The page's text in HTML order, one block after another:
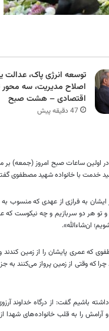
توسعه انرژی پاک، عدالت
اصلاح مدیریت، سه
اقتصادی – هشت صبح
47 دقیقه پیش
اولین ساعات صبح امروز (جمعه) بر
خدمت با خانواده شهید مصطفوی
به فرازی از عهدی که منسوب
تو هر دو سربازیم و چه نیکوست که
ان‌شاءالله».
عمری پایشان را از زمین کندند و
که وقتی از زمین پرواز می‌کنند به
باشیم گفت: از درگاه خداوند
آرامش را به قلب خانواده‌های شهدا